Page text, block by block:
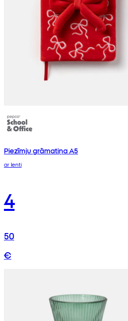
Piezīmju grāmatiņa A5
ar lenti
4
50
€